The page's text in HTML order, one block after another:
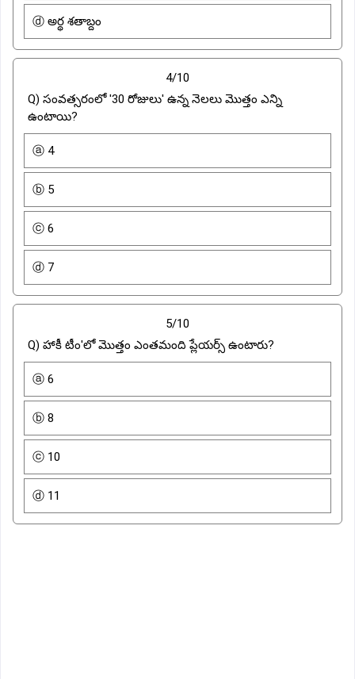
ⓓ అర్థ శతాబ్దం
4/10
Q) సంవత్సరంలో '30 రోజులు' ఉన్న నెలలు మొత్తం ఎన్ని
ఉంటాయి?
ⓐ 4
ⓑ 5
ⓒ 6
ⓓ 7
5/10
Q) హాకీ టీం'లో మొత్తం ఎంతమంది ప్లేయర్స్ ఉంటారు?
ⓐ 6
ⓑ 8
ⓒ 10
ⓓ 11